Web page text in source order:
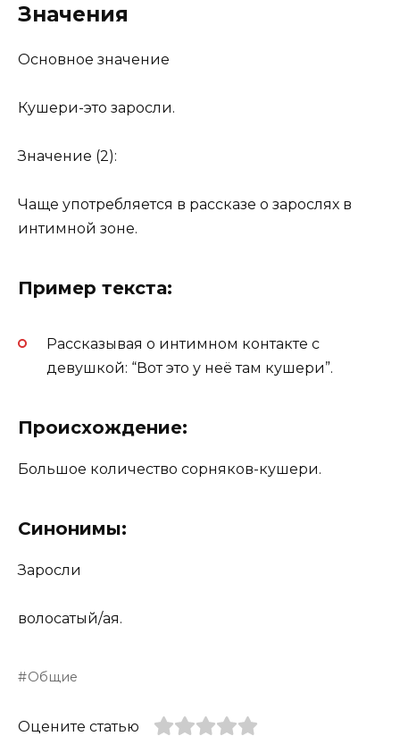
Значения
Основное значение
Кушери-это заросли.
Значение (2):
Чаще употребляется в рассказе о зарослях в
интимной зоне.
Пример текста:
Рассказывая о интимном контакте с
девушкой: “Вот это у неё там кушери”.
Происхождение:
Большое количество сорняков-кушери.
Синонимы:
Заросли
волосатый/ая.
Общие
Оцените статью